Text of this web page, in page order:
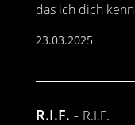
das ich dich
23.03.2025
R.I.F. R.I.F.